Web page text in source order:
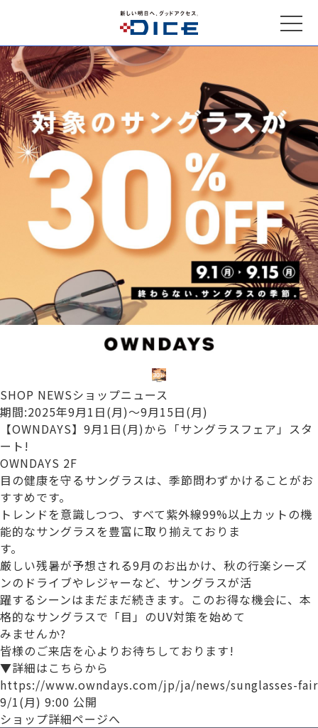
SHOP NEWSショップニュース
期間:2025年9月1日(月)〜9月15日(月)
【OWNDAYS】9月1日(月)から「サングラスフェア」スタ
ート!
OWNDAYS 2F
目の健康を守るサングラスは、季節問わずかけることがお
すすめです。
トレンドを意識しつつ、すべて紫外線99%以上カットの機
能的なサングラスを豊富に取り揃えておりま
す。
厳しい残暑が予想される9月のお出かけ、秋の行楽シーズ
ンのドライブやレジャーなど、サングラスが活
躍するシーンはまだまだ続きます。このお得な機会に、本
格的なサングラスで「目」のUV対策を始めて
みませんか?
皆様のご来店を心よりお待ちしております!
▼詳細はこちらから
https://www.owndays.com/jp/ja/news/sunglasses-fair
9/1(月) 9:00 公開
ショップ詳細ページへ